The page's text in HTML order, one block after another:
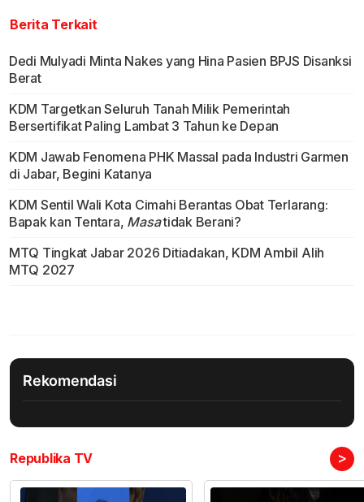
Berita Terkait
Dedi Mulyadi Minta Nakes yang Hina Pasien BPJS Disanksi
Berat
KDM Targetkan Seluruh Tanah Milik Pemerintah
Bersertifikat Paling Lambat 3 Tahun ke Depan
KDM Jawab Fenomena PHK Massal pada Industri Garmen
di Jabar, Begini Katanya
KDM Sentil Wali Kota Cimahi Berantas Obat Terlarang:
Bapak kan Tentara, Masatidak Berani?
MTQ Tingkat Jabar 2026 Ditiadakan, KDM Ambil Alih
MTQ 2027
Rekomendasi
Republika TV >